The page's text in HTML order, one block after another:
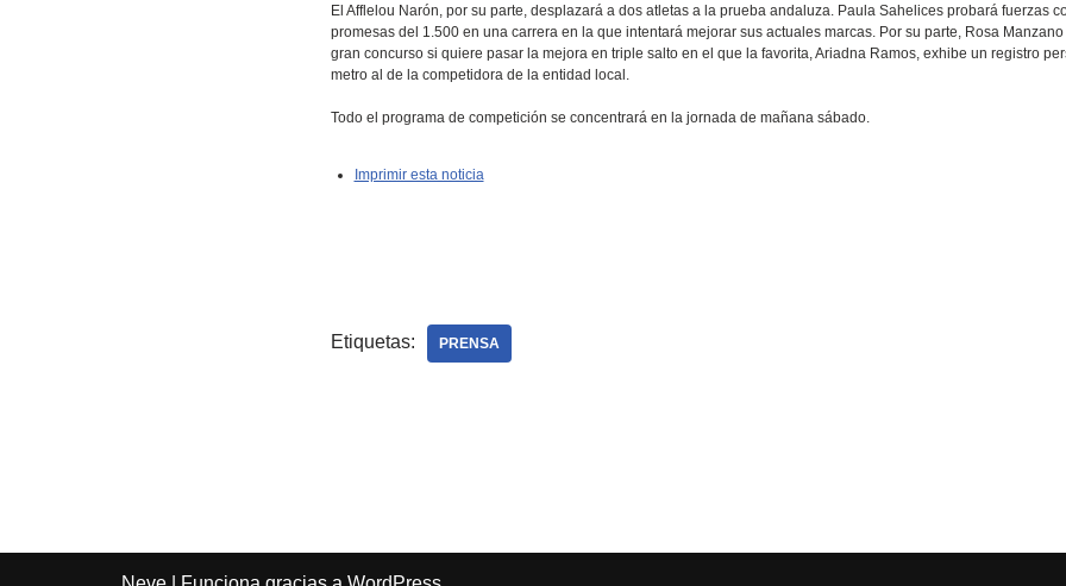
El Afflelou Narón, por su parte, desplazará a dos atletas a la prueba andaluza. Paula Sahelices probará fuerzas
promesas del 1.500 en una carrera en la que intentará mejorar sus actuales marcas. Por su parte, Rosa
gran concurso si quiere pasar la mejora en triple salto en el que la favorita, Ariadna Ramos, exhibe un registro
metro al de la competidora de la entidad local.
Todo el programa de competición se concentrará en la jornada de mañana sábado.
Imprimir esta noticia
Etiquetas: PRENSA